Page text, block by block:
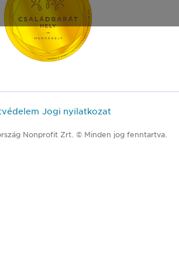
Jogi nyilatkozat
Nonprofit Zrt. © Minden jog fenntartva.